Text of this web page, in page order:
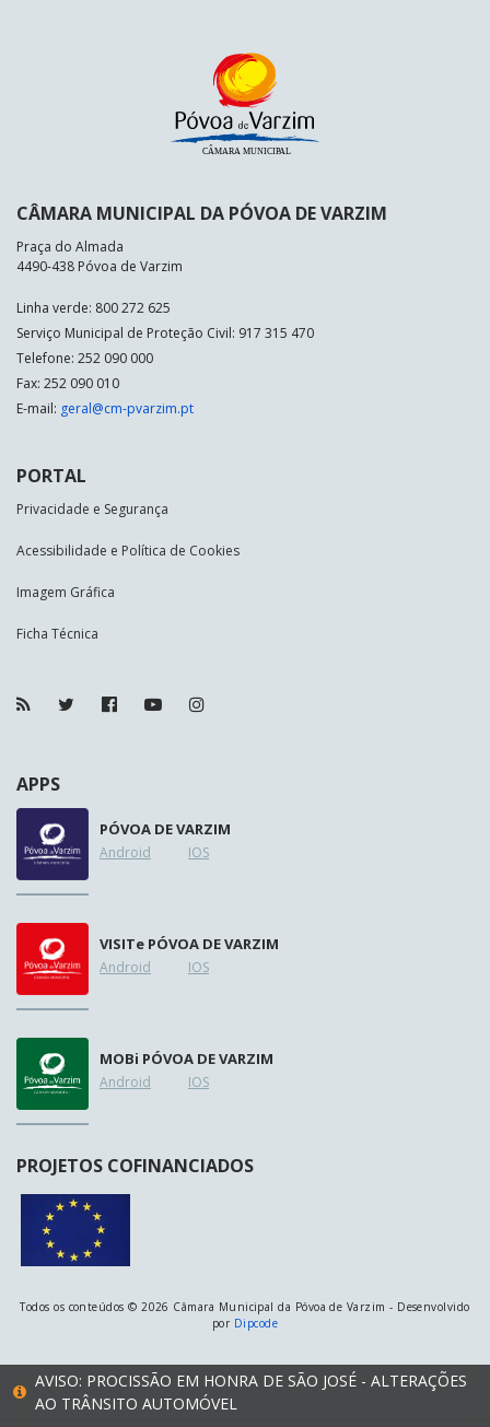
CÂMARA MUNICIPAL DA PÓVOA DE VARZIM
Praça do Almada
4490-438 Póvoa de Varzim
Linha verde: 800 272 625
Serviço Municipal de Proteção Civil: 917 315 470
Telefone: 252 090 000
Fax: 252 090 010
E-mail: geral@cm-pvarzim.pt
PORTAL
Privacidade e Segurança
Acessibilidade e Política de Cookies
Imagem Gráfica
Ficha Técnica
APPS
PÓVOA DE VARZIM
Android IOS
VISITe PÓVOA DE VARZIM
Android IOS
MOBi PÓVOA DE VARZIM
Android IOS
PROJETOS COFINANCIADOS
Todos os conteúdos © 2026 Câmara Municipal da Póvoa de Varzim - Desenvolvido
por Dipcode
AVISO: PROCISSÃO EM HONRA DE SÃO JOSÉ - ALTERAÇÕES
AO TRÂNSITO AUTOMÓVEL